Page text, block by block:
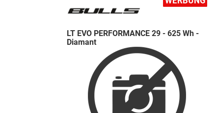
LT EVO PERFORMANCE 29 - 625 Wh -
Diamant